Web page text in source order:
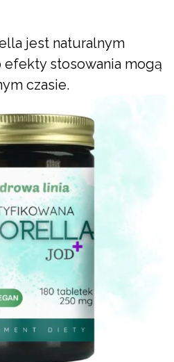
jest naturalnym
stosowania mogą
czasie.